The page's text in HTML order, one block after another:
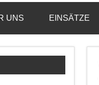
UNS EINSÄTZE